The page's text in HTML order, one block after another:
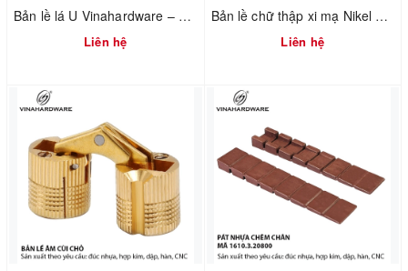
Bản lề lá U Vinahardware – 1260.3.11009
Liên hệ
Bản lề chữ thập xi mạ Nikel Vinahardware 1260.4.11029
Liên hệ